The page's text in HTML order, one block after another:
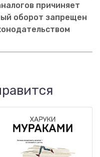
причиняет
оборот запрещен